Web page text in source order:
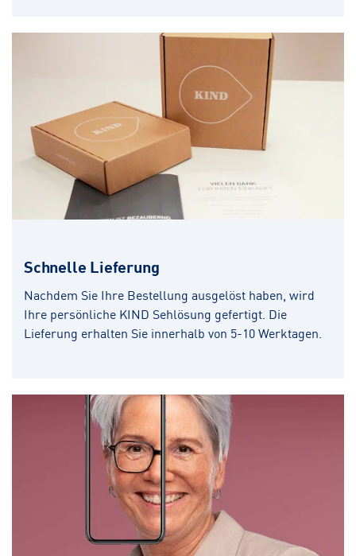
Schnelle Lieferung
Nachdem Sie Ihre Bestellung ausgelöst haben, wird
Ihre persönliche KIND Sehlösung gefertigt. Die
Lieferung erhalten Sie innerhalb von 5-10 Werktagen.